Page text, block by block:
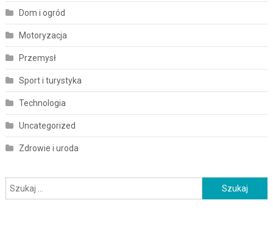
Dom i ogród
Motoryzacja
Przemysł
Sport i turystyka
Technologia
Uncategorized
Zdrowie i uroda
Szukaj: